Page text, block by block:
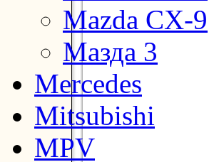
Mazda CX-9
Мазда 3
Mercedes
Mitsubishi
MPV